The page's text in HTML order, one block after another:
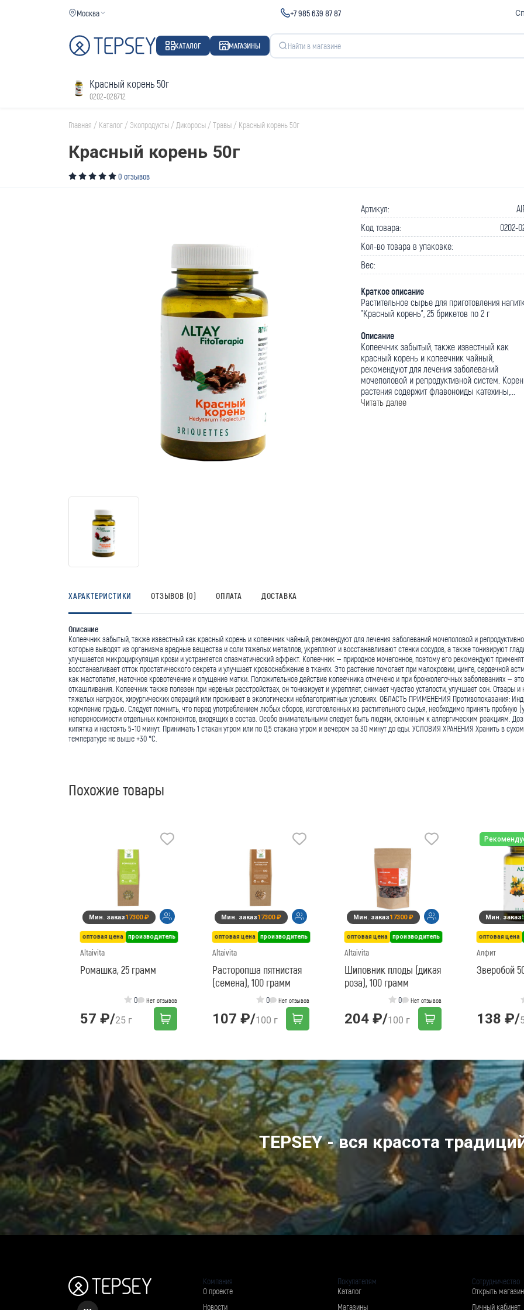
Москва +7 985 639 87 87
КАТАЛОГ МАГАЗИНЫ
Красный корень 50г
0202-028712
Главная / Каталог /Экопродукты / Дикоросы /Травы / Красный корень 50г
Красный корень 50г
0 отзывов
Артикул:
Код товара:
0202-
Кол-во товара в упаковке:
Вес:
Краткое описание
Растительное сырье для приготовления
"Красный корень", 25 брикетов по 2 г
Описание
Копеечник забытый, также известный как
красный корень и копеечник чайный,
рекомендуют для лечения заболеваний
мочеполовой и репродуктивной систем.
растения содержит флавоноиды катехины,...
Читать далее
ХАРАКТЕРИСТИКИ ОТЗЫВОВ (0) ОПЛАТА ДОСТАВКА
Описание
Копеечник забытый, также известный как красный корень и копеечник чайный, рекомендуют для лечения заболеваний мочеполовой и
которые выводят из организма вредные вещества и соли тяжелых металлов, укрепляют и восстанавливают стенки сосудов, а также тонизируют
улучшается микроциркуляция крови и устраняется спазматический эффект. Копеечник – природное мочегонное, поэтому его рекомендуют
восстанавливает отток простатического секрета и улучшает кровоснабжение в тканях. Это растение помогает при малокровии, цинге, сердечной
как мастопатия, маточное кровотечение и опущение матки. Положительное действие копеечника отмечено и при бронхолегочных заболеваниях –
откашливания. Копеечник также полезен при нервных расстройствах, он тонизирует и укрепляет, снимает чувство усталости, улучшает сон. Отвары
тяжелых нагрузок, хирургических операций или проживает в экологически неблагоприятных условиях. ОБЛАСТЬ ПРИМЕНЕНИЯ Противопоказания:
кормление грудью. Следует помнить, что перед употреблением любых сборов, изготовленных из растительного сырья, необходимо принять
непереносимости отдельных компонентов, входящих в состав. Особо внимательными следует быть людям, склонным к аллергическим реакциям.
кипятка и настоять 5-10 минут. Принимать 1 стакан утром или по 0,5 стакана утром и вечером за 30 минут до еды. УСЛОВИЯ ХРАНЕНИЯ Хранить в
температуре не выше +30 °С.
Похожие товары
Мин. заказ17300 ₽
оптовая цена производитель
Altaivita
Ромашка, 25 грамм
0 Нет отзывов
57 ₽/25 г
Мин. заказ17300 ₽
оптовая цена производитель
Altaivita
Расторопша пятнистая
(семена), 100 грамм
0 Нет отзывов
107 ₽/100 г
Мин. заказ17300 ₽
оптовая цена производитель
Altaivita
Шиповник плоды (дикая
роза), 100 грамм
0 Нет отзывов
204 ₽/100 г
Мин. заказ
оптовая цена
Алфит
Зверобой
138 ₽/
TEPSEY - вся красота
Компания
О проекте
Новости
Покупателям
Каталог
Магазины
Сотрудничество
Открыть магазин
Личный кабинет